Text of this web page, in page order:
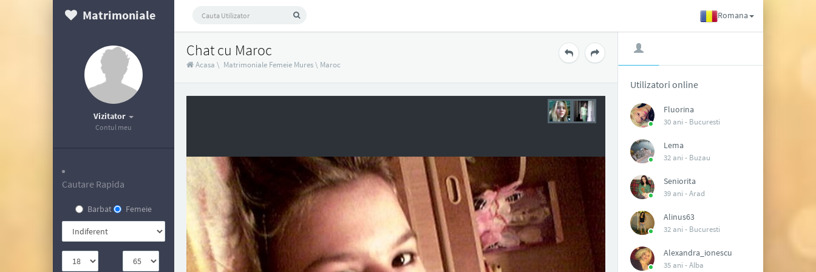
Matrimoniale Romana
Vizitator
Contul meu
Cautare Rapida
Barbat Femeie
Chat cu Maroc
Acasa \ Matrimoniale Femeie Mures\ Maroc
Utilizatori online
Fluorina
30 ani - Bucuresti
Lema
32 ani - Buzau
Seniorita
39 ani -Arad
Alinus63
32 ani - Bucuresti
Alexandra_ionescu
35 ani -Alba